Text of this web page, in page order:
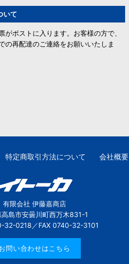
いて
がポストに入ります。お客様の方で、
の再配達のご連絡をお願いいたしま
特定商取引方法について 会社概要
有限会社 伊藤嘉商店
島市安曇川町西万木831-1
32-0218／FAX 0740-32-3101
問い合わせはこちら